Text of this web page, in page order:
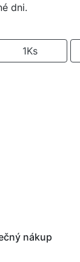
dni.
1Ks
nákup